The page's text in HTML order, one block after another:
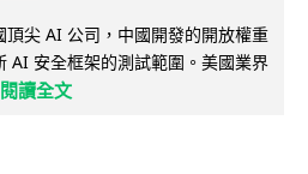
尖 AI 公司，中國開發的開放權重
AI 安全框架的測試範圍。美國業界
閱讀全文